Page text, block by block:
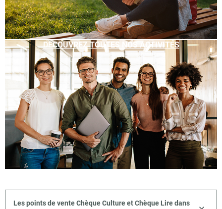
DÉCOUVREZ TOUTES NOS ACTIVITÉS
Les points de vente Chèque Culture et Chèque Lire dans